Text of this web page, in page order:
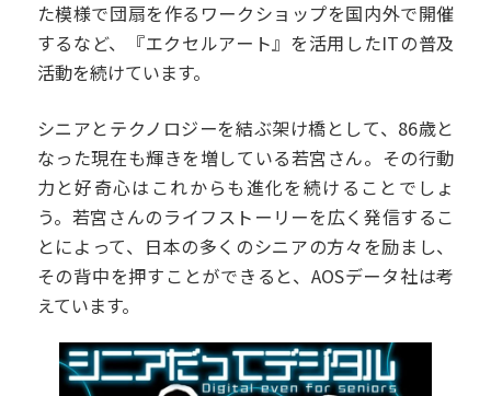
た模様で団扇を作るワークショップを国内外で開催
するなど、『エクセルアート』を活用したITの普及
活動を続けています。
シニアとテクノロジーを結ぶ架け橋として、86歳と
なった現在も輝きを増している若宮さん。その行動
力と好奇心はこれからも進化を続けることでしょ
う。若宮さんのライフストーリーを広く発信するこ
とによって、日本の多くのシニアの方々を励まし、
その背中を押すことができると、AOSデータ社は考
えています。